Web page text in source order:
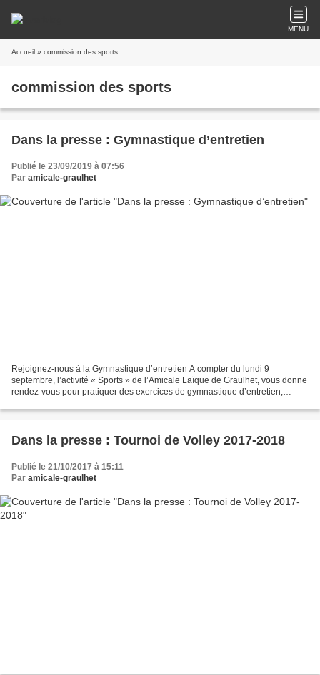
MENU
Accueil » commission des sports
commission des sports
Dans la presse : Gymnastique d’entretien
Publié le 23/09/2019 à 07:56
Par amicale-graulhet
Rejoignez-nous à la Gymnastique d’entretien A compter du lundi 9
septembre, l’activité « Sports » de l’Amicale Laïque de Graulhet, vous donne
rendez-vous pour pratiquer des exercices de gymnastique d’entretien,
Dans la presse : Tournoi de Volley 2017-2018
Publié le 21/10/2017 à 15:11
Par amicale-graulhet